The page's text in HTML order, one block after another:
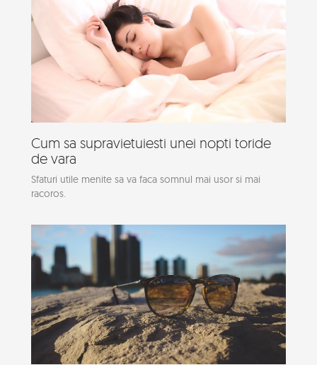
Cum sa supravietuiesti unei nopti toride
de vara
Sfaturi utile menite sa va faca somnul mai usor si mai
racoros.